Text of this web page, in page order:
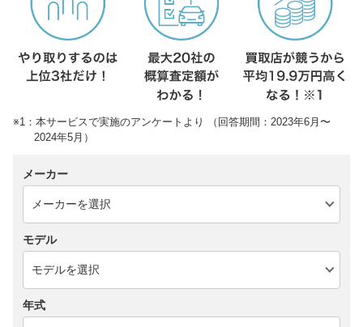
※1：本サービスで実施のアンケートより （回答期間：2023年6月〜
2024年5月）
メーカー
モデル
年式